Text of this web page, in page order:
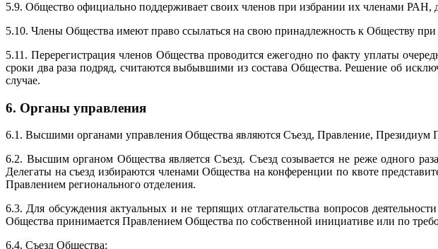
5.9. Общество официально поддерживает своих членов при избрании их членами
5.10. Члены Общества имеют право ссылаться на свою принадлежность к Обществу
5.11. Перерегистрация членов Общества проводится ежегодно по факту уплаты
сроки два раза подряд, считаются выбывшими из состава Общества. Решение об
случае.
6. Органы управления
6.1. Высшими органами управления Общества являются Съезд, Правление, Президиум
6.2. Высшим органом Общества является Съезд. Съезд созывается не реже одного
Делегаты на съезд избираются членами Общества на конференции по квоте
Правлением регионального отделения.
6.3. Для обсуждения актуальных и не терпящих отлагательства вопросов
Общества принимается Правлением Общества по собственной инициативе или по
6.4. Съезд Общества: